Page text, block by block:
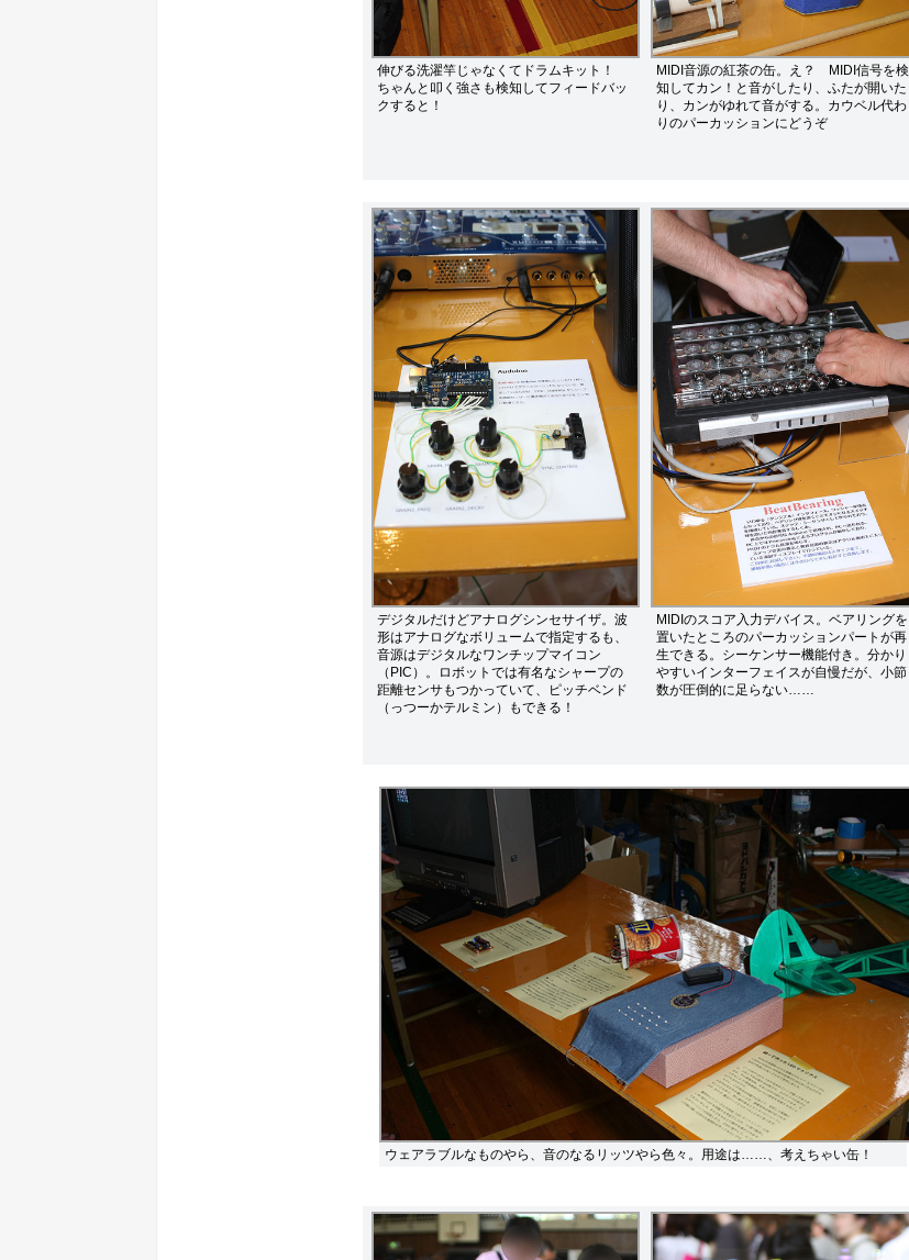
伸びる洗濯竿じゃなくてドラムキット！
ちゃんと叩く強さも検知してフィードバッ
クすると！
MIDI音源の紅茶の缶。え？ MIDI信号を検
知してカン！と音がしたり、ふたが開いた
り、カンがゆれて音がする。カウベル代わ
りのパーカッションにどうぞ
デジタルだけどアナログシンセサイザ。波
形はアナログなボリュームで指定するも、
音源はデジタルなワンチップマイコン
（PIC）。ロボットでは有名なシャープの
距離センサもつかっていて、ピッチベンド
（っつーかテルミン）もできる！
MIDIのスコア入力デバイス。ベアリングを
置いたところのパーカッションパートが再
生できる。シーケンサー機能付き。分かり
やすいインターフェイスが自慢だが、小節
数が圧倒的に足らない……
ウェアラブルなものやら、音のなるリッツやら色々。用途は……、考えちゃい缶！